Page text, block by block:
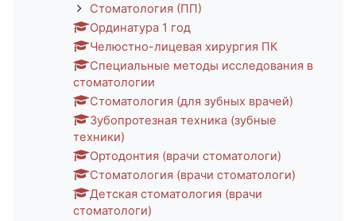
Стоматология (ПП)
Ординатура 1 год
Челюстно-лицевая хирургия ПК
Специальные методы исследования в
стоматологии
Стоматология (для зубных врачей)
Зубопротезная техника (зубные
техники)
Ортодонтия (врачи стоматологи)
Стоматология (врачи стоматологи)
Детская стоматология (врачи
стоматологи)